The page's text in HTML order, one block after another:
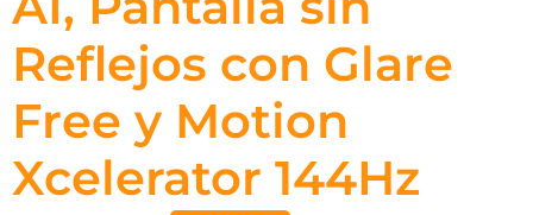
Reflejos con Glare
Free y Motion
Xcelerator 144Hz